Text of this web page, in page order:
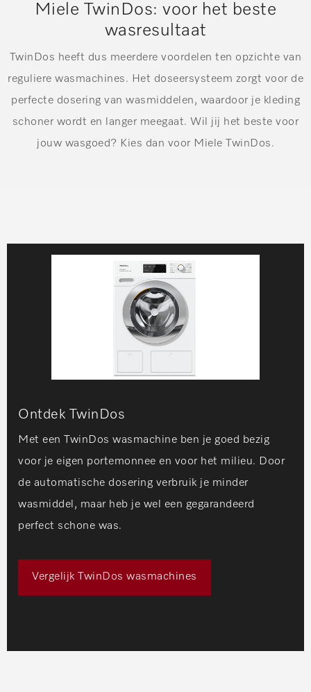
Miele TwinDos: voor het beste
wasresultaat
TwinDos heeft dus meerdere voordelen ten opzichte van
reguliere wasmachines. Het doseersysteem zorgt voor de
perfecte dosering van wasmiddelen, waardoor je kleding
schoner wordt en langer meegaat. Wil jij het beste voor
jouw wasgoed? Kies dan voor Miele TwinDos.
Ontdek TwinDos
Met een TwinDos wasmachine ben je goed bezig
voor je eigen portemonnee en voor het milieu. Door
de automatische dosering verbruik je minder
wasmiddel, maar heb je wel een gegarandeerd
perfect schone was.
Vergelijk TwinDos wasmachines